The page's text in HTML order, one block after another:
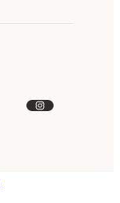
Instagram